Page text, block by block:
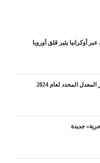
أوكرانيا يثير قلق أوروبا
المحدد لعام 2024
جديدة